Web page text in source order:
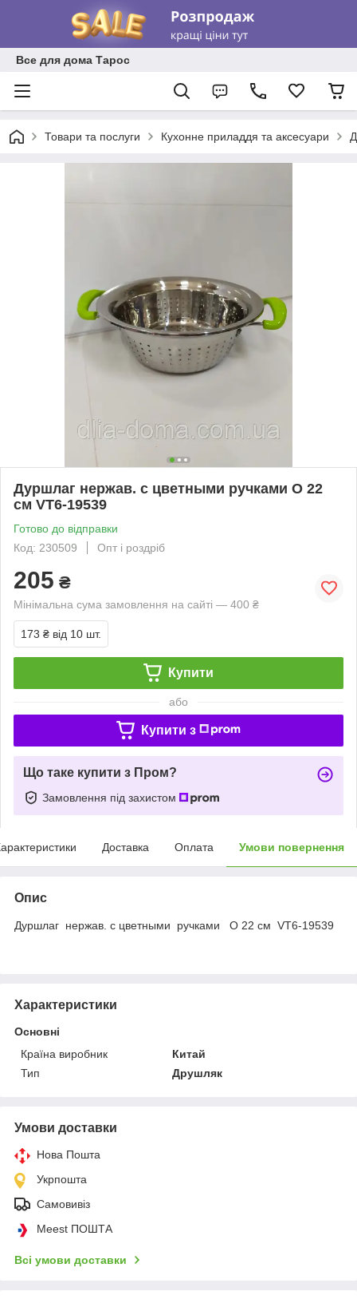
Все для дома Тарос
Товари та послуги Кухонне приладдя та аксесуари
Дуршлаг нержав. с цветными ручками О 22
см VT6-19539
Готово до відправки
Код: 230509
Опт і роздріб
205 ₴
Мінімальна сума замовлення на сайті — 400 ₴
173 ₴ від 10 шт.
Купити
або
Купити з
Що таке купити з Пром?
Замовлення під захистом
Доставка Оплата Умови повернення
Опис
Дуршлаг нержав. с цветными ручками О 22 см VT6-19539
Характеристики
Основні
Країна виробник
Китай
Тип
Друшляк
Умови доставки
Нова Пошта
Укрпошта
Самовивіз
Meest ПОШТА
Всі умови доставки